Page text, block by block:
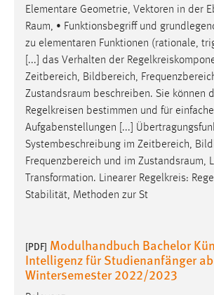
Elementare Geometrie, Vektoren in der
Raum, • Funktionsbegriff und
zu elementaren Funktionen (rationale,
[...] das Verhalten der
Zeitbereich, Bildbereich,
Zustandsraum beschreiben. Sie können
Regelkreisen bestimmen und für einfache
Aufgabenstellungen [...]
Systembeschreibung im Zeitbereich,
Frequenzbereich und im Zustandsraum,
Transformation. Linearer Regelkreis:
Stabilität, Methoden zur St
[PDF] Modulhandbuch Bachelor
Intelligenz für Studienanfänger ab
Wintersemester 2022/2023